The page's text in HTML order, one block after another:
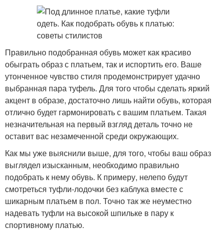
Правильно подобранная обувь может как красиво
обыграть образ с платьем, так и испортить его. Ваше
утонченное чувство стиля продемонстрирует удачно
выбранная пара туфель. Для того чтобы сделать яркий
акцент в образе, достаточно лишь найти обувь, которая
отлично будет гармонировать с вашим платьем. Такая
незначительная на первый взгляд деталь точно не
оставит вас незамеченной среди окружающих.
Как мы уже выяснили выше, для того, чтобы ваш образ
выглядел изысканным, необходимо правильно
подобрать к нему обувь. К примеру, нелепо будут
смотреться туфли-лодочки без каблука вместе с
шикарным платьем в пол. Точно так же неуместно
надевать туфли на высокой шпильке в пару к
спортивному платью.